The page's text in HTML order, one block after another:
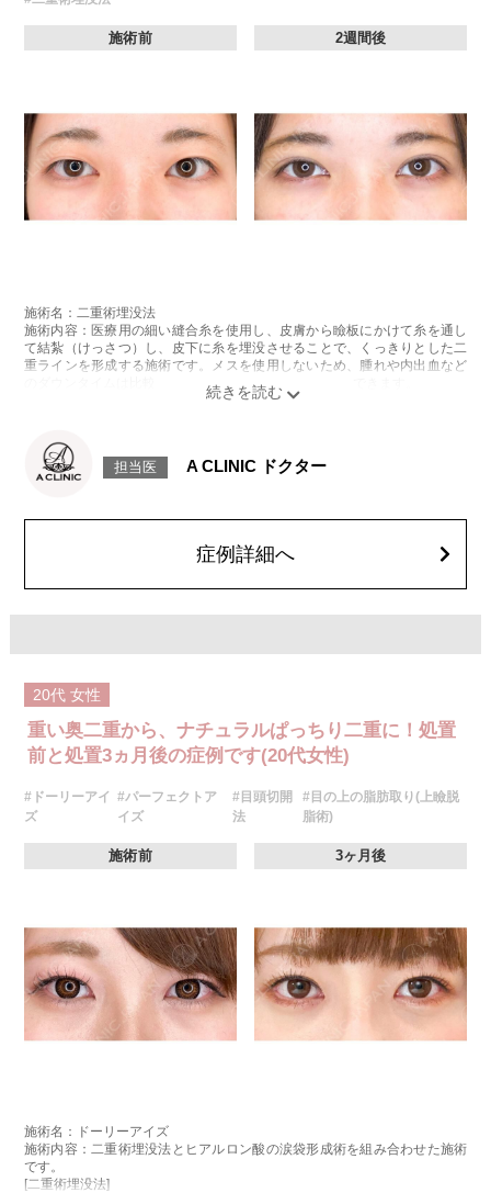
施術前 2週間後
施術名：二重術埋没法
施術内容：医療用の細い縫合糸を使用し、皮膚から瞼板にかけて糸を通し
て結紮（けっさつ）し、皮下に糸を埋没させることで、くっきりとした二
重ラインを形成する施術です。メスを使用しないため、腫れや内出血など
のダウンタイムは比較的少なく、自然な仕上がりが期待できます。
で落ち着いていきますが、個人差があります。また、稀に細菌感染症、左
右差、重瞼ラインの消失・乱れ、縫合糸の露出、結膜腫脹などが生じるこ
アドバンス 2箇所217,800円(税込)～6箇所349,800円(税込)
アペックス シングル437,800円(税込)～ダブル657,800円(税込)
シークレットアイズシングル712,800円(税込)〜ダブル877,800円(税込)
担当医 A CLINIC ドクター
症例詳細へ
20代 女性
重い奥二重から、ナチュラルぱっちり二重に！処置
前と処置3ヵ月後の症例です(20代女性)
#ドーリーアイ
ズ
#パーフェクトア
イズ
#目頭切開
法
#目の上の脂肪取り(上瞼脱
脂術)
施術前 3ヶ月後
施術名：ドーリーアイズ
施術内容：二重術埋没法とヒアルロン酸の涙袋形成術を組み合わせた施術
です。
[二重術埋没法]